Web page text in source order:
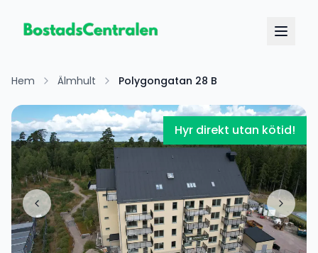
Hem Älmhult Polygongatan 28 B
Hyr direkt utan kötid!